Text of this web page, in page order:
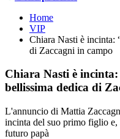
Home
VIP
Chiara Nasti è incinta:
di Zaccagni in campo
Chiara Nasti è
bellissima dedica di
L'annuncio di Mattia
incinta del suo primo figlio e,
futuro papà